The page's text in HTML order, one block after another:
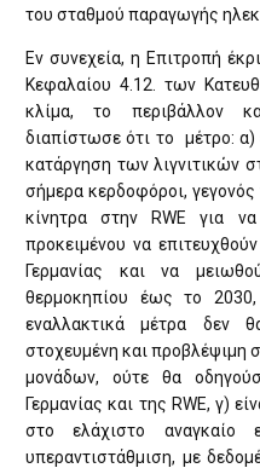
του σταθμού παραγωγής
Εν συνεχεία, η Επιτροπή
Κεφαλαίου 4.12. των
κλίμα, το περιβάλλον
διαπίστωσε ότι το μέτρο: α)
κατάργηση των λιγνιτικών
σήμερα κερδοφόροι,
κίνητρα στην RWE για
προκειμένου να
Γερμανίας και να
θερμοκηπίου έως το
εναλλακτικά μέτρα δεν
στοχευμένη και προβλέψιμη
μονάδων, ούτε θα
Γερμανίας και της RWE, γ)
στο ελάχιστο αναγκαίο
υπεραντιστάθμιση, με